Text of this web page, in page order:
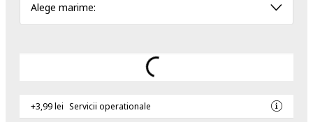
Alege marime:
+3,99 lei Servicii operationale